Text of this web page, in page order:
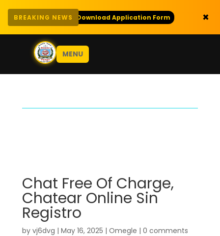
BREAKING NEWS
Download Application Form 🎓SCIENCE×
MENU
Chat Free Of Charge,
Chatear Online Sin
Registro
by vj6dvg | May 16, 2025 | Omegle | 0 comments